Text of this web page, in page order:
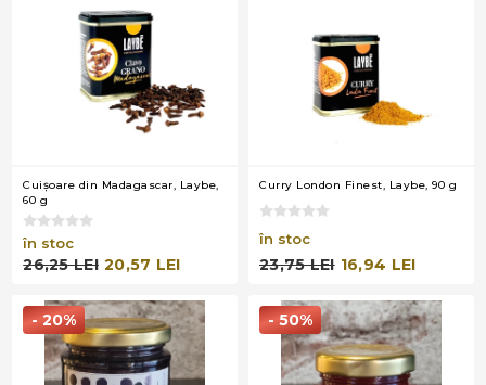
Cuişoare din Madagascar, Laybe,
60 g
în stoc
26,25 LEI 20,57 LEI
Curry London Finest, Laybe, 90 g
în stoc
23,75 LEI 16,94 LEI
- 20% - 50%